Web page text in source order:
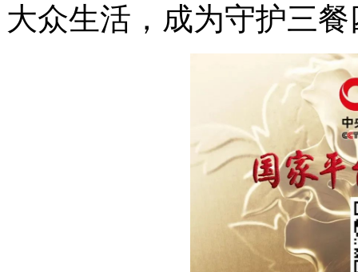
大众生活，成为守护三